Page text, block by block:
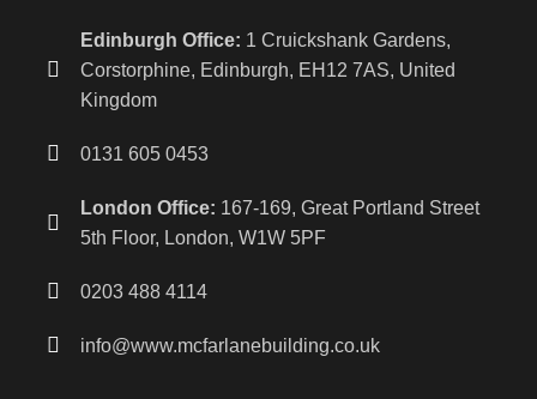
Edinburgh Office: 1 Cruickshank Gardens,
Corstorphine, Edinburgh, EH12 7AS, United
Kingdom
0131 605 0453
London Office: 167-169, Great Portland Street
5th Floor, London, W1W 5PF
0203 488 4114
info@www.mcfarlanebuilding.co.uk